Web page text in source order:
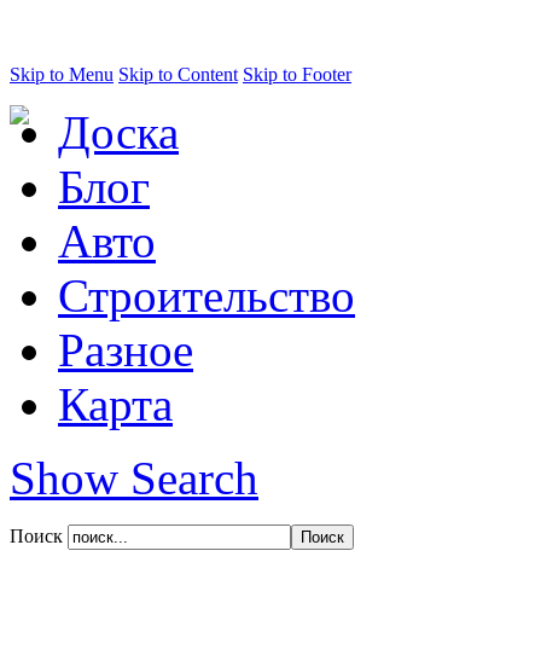
Skip to Menu Skip to Content Skip to Footer
Доска
Блог
Авто
Строительство
Разное
Карта
Show Search
Поиск